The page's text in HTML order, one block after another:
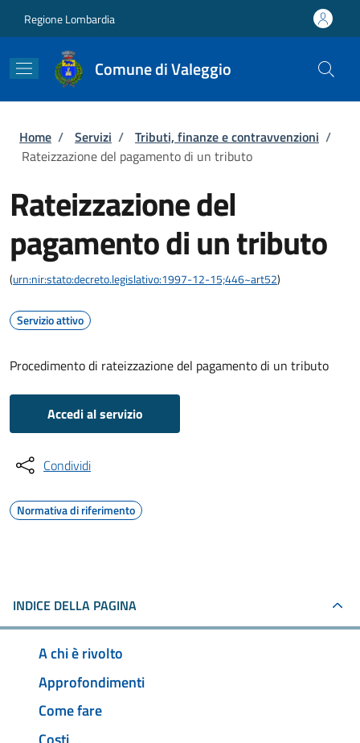
Regione Lombardia
Comune di Valeggio
Briciole di pane
Home / Servizi / Tributi, finanze e contravvenzioni /
Rateizzazione del pagamento di un tributo
Rateizzazione del
pagamento di un tributo
(urn:nir:stato:decreto.legislativo:1997-12-15;446~art52)
Servizio attivo
Procedimento di rateizzazione del pagamento di un tributo
Accedi al servizio
Condividi
Normativa di riferimento
INDICE DELLA PAGINA
A chi è rivolto
Approfondimenti
Come fare